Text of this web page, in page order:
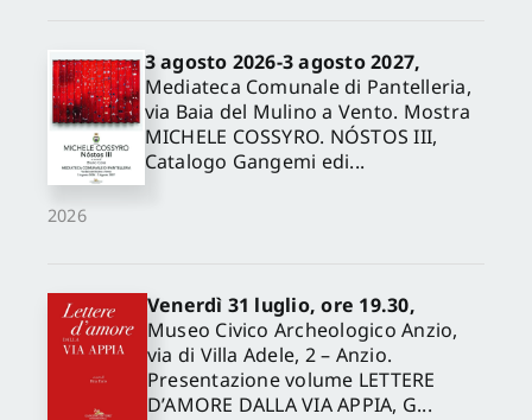
2026
3 agosto 2026-3 agosto 2027,
Mediateca Comunale di Pantelleria,
via Baia del Mulino a Vento. Mostra
MICHELE COSSYRO. NÓSTOS III,
Catalogo Gangemi edi...
Venerdì 31 luglio, ore 19.30,
Museo Civico Archeologico Anzio,
via di Villa Adele, 2 – Anzio.
Presentazione volume LETTERE
D’AMORE DALLA VIA APPIA, G...